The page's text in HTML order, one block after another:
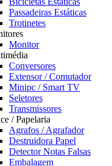
Passadeiras Estáticas
Trotinetes
Monitor
Conversores
Extensor / Comutador
Minipc / Smart TV
Seletores
Transmissores
/ Papelaria
Agrafos / Agrafador
Destruidora Papel
Detector Notas Falsas
Embalagem